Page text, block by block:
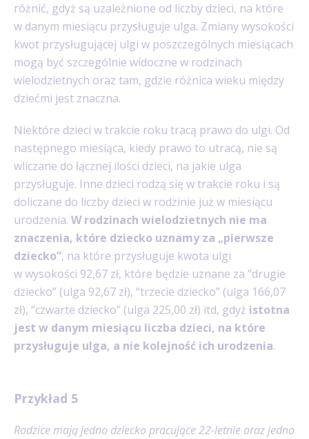
różnić, gdyż są uzależnione od liczby dzieci, na które
w danym miesiącu przysługuje ulga. Zmiany wysokości
kwot przysługującej ulgi w poszczególnych miesiącach
mogą być szczególnie widoczne w rodzinach
wielodzietnych oraz tam, gdzie różnica wieku między
dziećmi jest znaczna.
Niektóre dzieci w trakcie roku tracą prawo do ulgi. Od
następnego miesiąca, kiedy prawo to utracą, nie są
wliczane do łącznej ilości dzieci, na jakie ulga
przysługuje. Inne dzieci rodzą się w trakcie roku i są
doliczane do liczby dzieci w rodzinie już w miesiącu
urodzenia. W rodzinach wielodzietnych nie ma
znaczenia, które dziecko uznamy za „pierwsze
dziecko”, na które przysługuje kwota ulgi
w wysokości 92,67 zł, które będzie uznane za “drugie
dziecko” (ulga 92,67 zł), “trzecie dziecko” (ulga 166,07
zł), “czwarte dziecko” (ulga 225,00 zł) itd, gdyż istotna
jest w danym miesiącu liczba dzieci, na które
przysługuje ulga, a nie kolejność ich urodzenia.
Przykład 5
Rodzice mają jedno dziecko pracujące 22-letnie oraz jedno